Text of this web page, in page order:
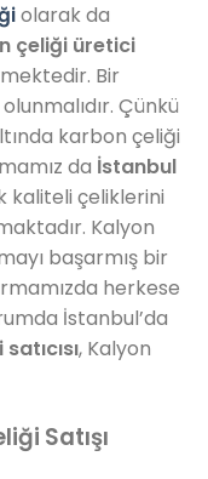
olarak da
çeliği üretici
Bir
Çünkü
karbon çeliği
da İstanbul
kaliteli çeliklerini
Kalyon
başarmış bir
herkese
İstanbul’da
, Kalyon
Satışı